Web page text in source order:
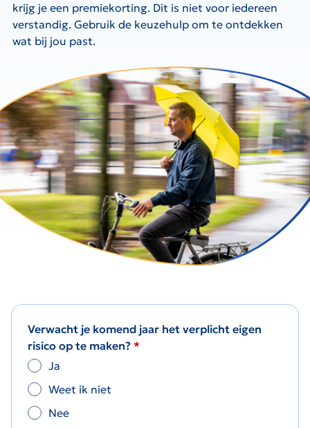
krijg je een premiekorting. Dit is niet voor iedereen
verstandig. Gebruik de keuzehulp om te ontdekken
wat bij jou past.
Verwacht je komend jaar het verplicht eigen
risico op te maken?
Ja
Weet ik niet
Nee